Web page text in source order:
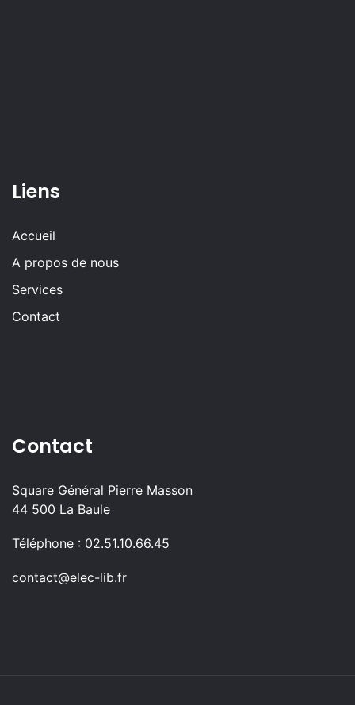
Liens
Accueil
A propos de nous
Services
Contact
Contact
Square Général Pierre Masson
44 500 La Baule
Téléphone : 02.51.10.66.45
contact@elec-lib.fr